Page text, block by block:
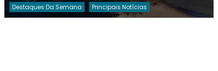
Destaques Da Semana Principais Notícias